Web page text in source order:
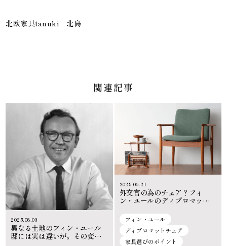
北欧家具tanuki 北島
関連記事
異なる土地のフィン・ユール
邸には実は違いが。その変遷
2025.08.03
外交官の為のチェア？フィ
ン・ユールのディプロマット
2025.06.21
フィン・ユール
ディプロマットチェア
家具選びのポイント